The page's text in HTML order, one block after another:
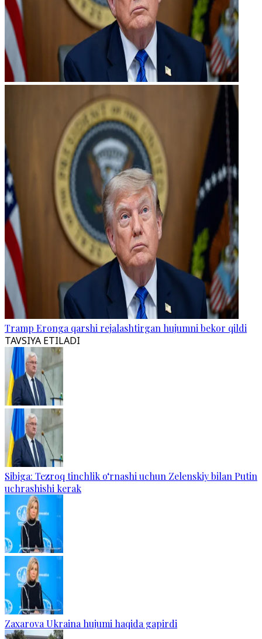
Tramp Eronga qarshi rejalashtirgan hujumni bekor qildi
TAVSIYA ETILADI
Sibiga: Tezroq tinchlik o‘rnashi uchun Zelenskiy bilan Putin
uchrashishi kerak
Zaxarova Ukraina hujumi haqida gapirdi